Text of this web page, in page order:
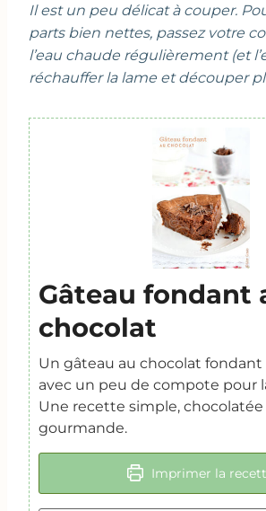
Il est un peu délicat à couper.
parts bien nettes, passez votre
l’eau chaude régulièrement (et
réchauffer la lame et découper
Gâteau fondant
chocolat
Un gâteau au chocolat
avec un peu de compote pour
Une recette simple,
gourmande.
Imprimer la